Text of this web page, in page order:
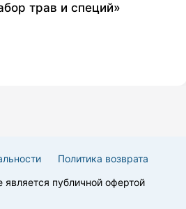
трав и специй»
Политика возврата
публичной офертой